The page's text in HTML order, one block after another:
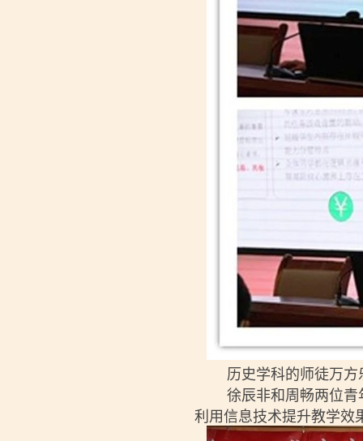
历史学科的师徒万方乐
徐辰非和周畅两位青年
利用信息技术提升教学效